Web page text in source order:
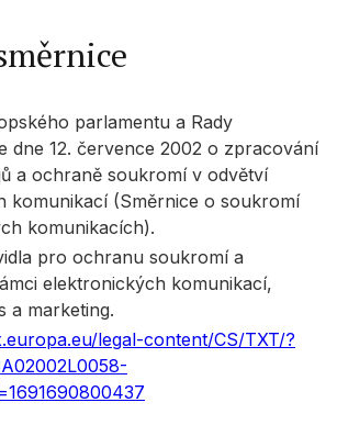
parlamentu a Rady
dne 12. července 2002 o zpracování
a ochraně soukromí v odvětví
komunikací (Směrnice o soukromí
komunikacích).
pro ochranu soukromí a
elektronických komunikací,
a marketing.
legal-content/CS/TXT/?